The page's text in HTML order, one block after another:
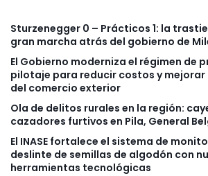
Sturzenegger 0 – Prácticos 1: la
gran marcha atrás del gobierno de
El Gobierno moderniza el régimen de
pilotaje para reducir costos y
del comercio exterior
Ola de delitos rurales en la región:
cazadores furtivos en Pila, General
El INASE fortalece el sistema de
deslinte de semillas de algodón con
herramientas tecnológicas